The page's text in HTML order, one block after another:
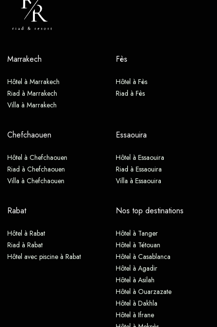
Marrakech
Hôtel à Marrakech
Riad à Marrakech
Villa à Marrakech
Fès
Hôtel à Fès
Riad à Fès
Chefchaouen
Hôtel à Chefchaouen
Riad à Chefchaouen
Villa à Chefchaouen
Essaouira
Hôtel à Essaouira
Riad à Essaouira
Villa à Essaouira
Rabat
Hôtel à Rabat
Riad à Rabat
Hôtel avec piscine à Rabat
Nos top destinations
Hôtel à Tanger
Hôtel à Tétouan
Hôtel à Casablanca
Hôtel à Agadir
Hôtel à Asilah
Hôtel à Ouarzazate
Hôtel à Dakhla
Hôtel à Ifrane